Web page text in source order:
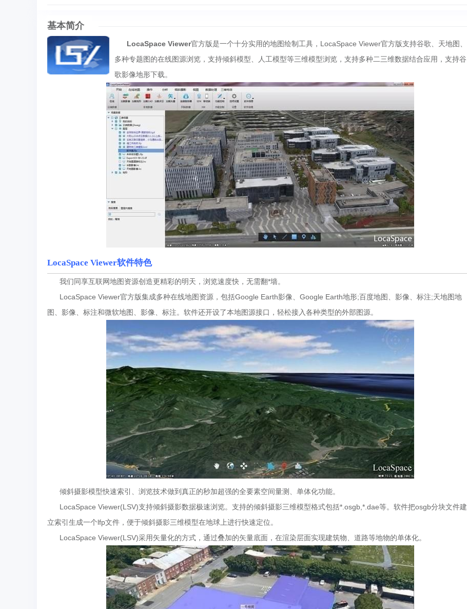
基本简介
LocaSpace Viewer官方版是一个十分实用的地图绘制工具，LocaSpace Viewer官方版支持谷歌、天地图、
多种专题图的在线图源浏览，支持倾斜模型、人工模型等三维模型浏览，支持多种二三维数据结合应用，支持谷
歌影像地形下载。
LocaSpace Viewer软件特色
我们同享互联网地图资源创造更精彩的明天，浏览速度快，无需翻*墙。
LocaSpace Viewer官方版集成多种在线地图资源，包括Google Earth影像、Google Earth地形;百度地图、影像、标注;天地图地
图、影像、标注和微软地图、影像、标注。软件还开设了本地图源接口，轻松接入各种类型的外部图源。
倾斜摄影模型快速索引、浏览技术做到真正的秒加超强的全要素空间量测、单体化功能。
LocaSpace Viewer(LSV)支持倾斜摄影数据极速浏览。支持的倾斜摄影三维模型格式包括*.osgb,*.dae等。软件把osgb分块文件建
立索引生成一个lfp文件，便于倾斜摄影三维模型在地球上进行快速定位。
LocaSpace Viewer(LSV)采用矢量化的方式，通过叠加的矢量底面，在渲染层面实现建筑物、道路等地物的单体化。